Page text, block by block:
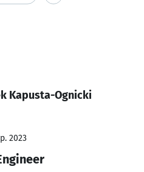
Kapusta-Ognicki
2023